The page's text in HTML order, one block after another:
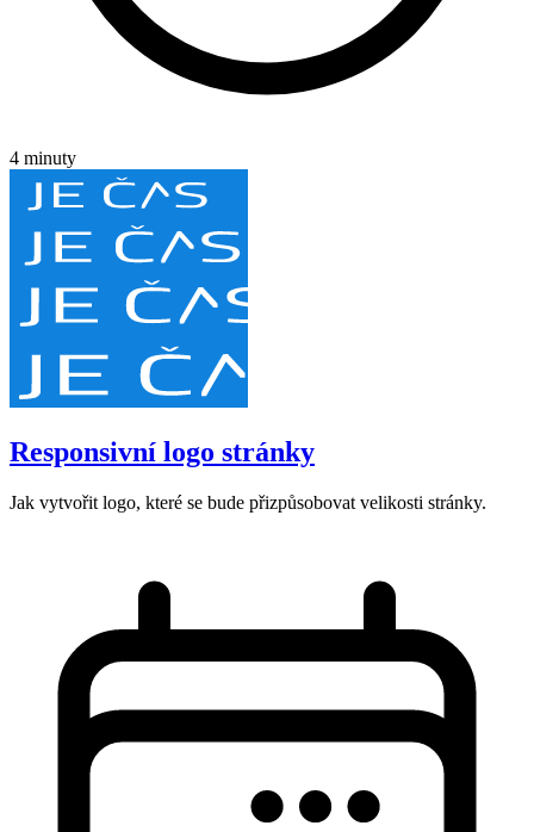
4 minuty
Responsivní logo stránky
Jak vytvořit logo, které se bude přizpůsobovat velikosti stránky.